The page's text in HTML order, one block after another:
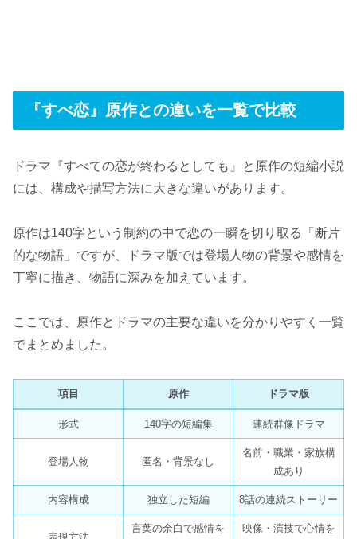
『すべ恋』原作との違いを一覧で比較
ドラマ『すべての恋が終わるとしても』と原作の短編小説
には、構成や描写方法に大きな違いがあります。
原作は140字という制約の中で恋の一瞬を切り取る「断片
的な物語」ですが、ドラマ版では登場人物の背景や感情を
丁寧に描き、物語に深みを加えています。
ここでは、原作とドラマの主要な違いを分かりやすく一覧
でまとめました。
項目 原作 ドラマ版
形式 140字の短編集 連続群像ドラマ
登場人物 匿名・背景なし
名前・職業・家族構
成あり
内容構成 独立した短編 8話の連続ストーリー
言葉の余白で感情を 映像・演技で心情を